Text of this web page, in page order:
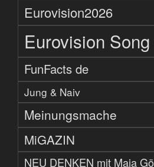
Eurovision2026
Eurovision
FunFacts de
Jung & Naiv
Meinungsmache
MiGAZIN
NEU DENKEN mit Maja